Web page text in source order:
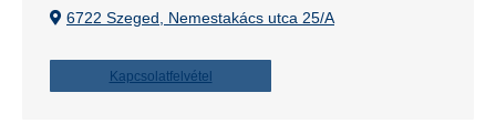
6722 Szeged, Nemestakács utca 25/A
Kapcsolatfelvétel